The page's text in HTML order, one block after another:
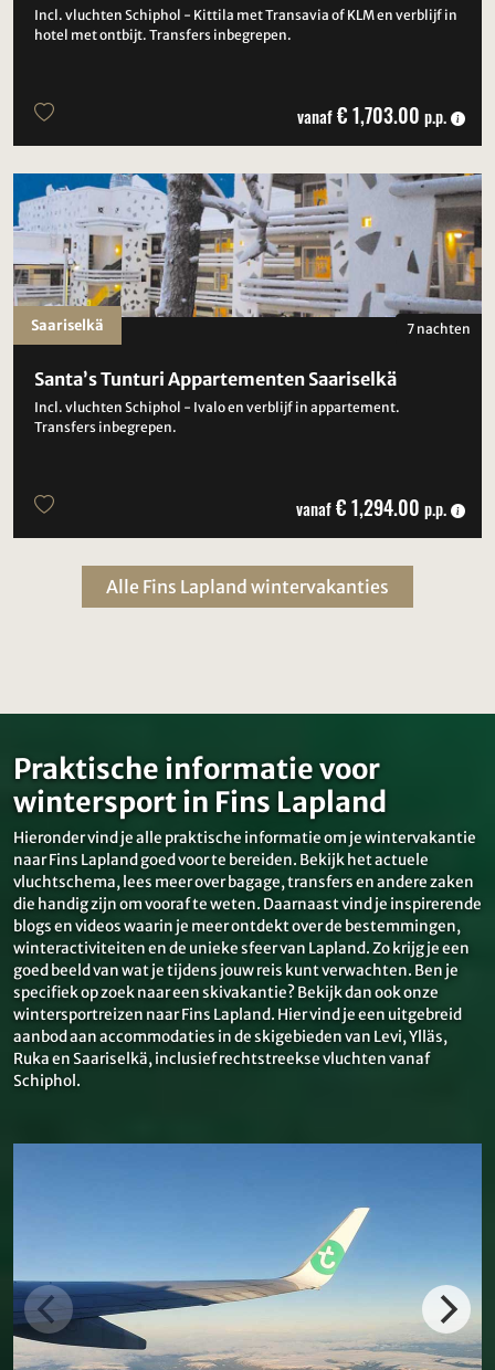
Incl. vluchten Schiphol - Kittila met Transavia of KLM en verblijf in
hotel met ontbijt. Transfers inbegrepen.
vanaf€ 1,703.00 p.p.
Santa’s Tunturi Appartementen Saariselkä
Incl. vluchten Schiphol - Ivalo en verblijf in appartement.
Transfers inbegrepen.
7 nachten
vanaf€ 1,294.00 p.p.
Saariselkä
Alle Fins Lapland wintervakanties
Praktische informatie voor
wintersport in Fins Lapland
Hieronder vind je alle praktische informatie om je wintervakantie
naar Fins Lapland goed voor te bereiden. Bekijk het actuele
vluchtschema, lees meer over bagage, transfers en andere zaken
die handig zijn om vooraf te weten. Daarnaast vind je inspirerende
blogs en videos waarin je meer ontdekt over de bestemmingen,
winteractiviteiten en de unieke sfeer van Lapland. Zo krijg je een
goed beeld van wat je tijdens jouw reis kunt verwachten. Ben je
specifiek op zoek naar een skivakantie? Bekijk dan ook onze
wintersportreizen naar Fins Lapland. Hier vind je een uitgebreid
aanbod aan accommodaties in de skigebieden van Levi, Ylläs,
Ruka en Saariselkä, inclusief rechtstreekse vluchten vanaf
Schiphol.